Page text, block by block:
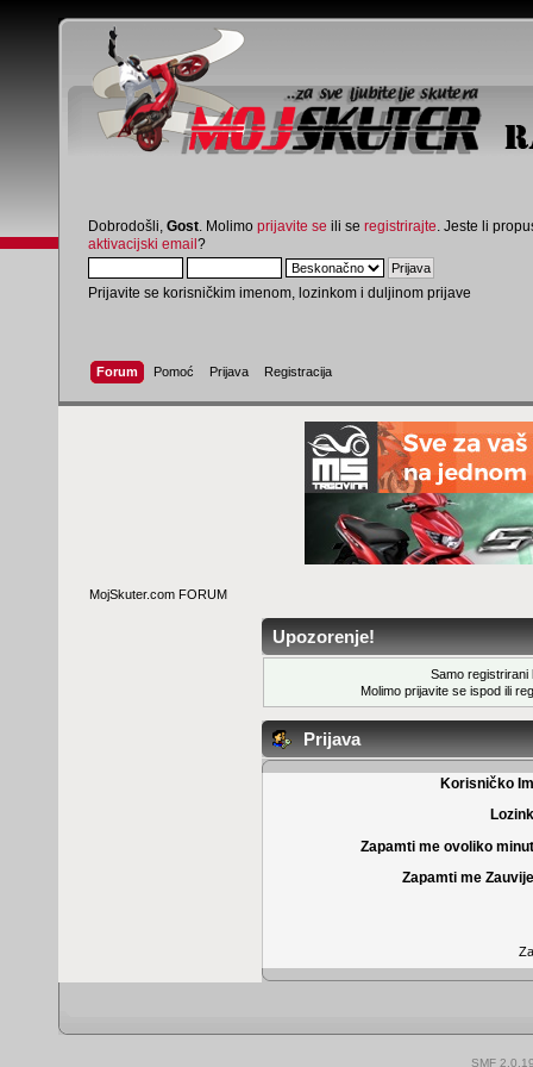
Dobrodošli, Gost . Molimo prijavite se ili se registrirajte . Jeste li
aktivacijski email?
Prijavite se korisničkim imenom, lozinkom i duljinom prijave
Forum Pomoć Prijava Registracija
MojSkuter.com FORUM
Upozorenje!
Samo registrirani
Molimo prijavite se ispod ili
Prijava
Korisničko
Zapamti me ovoliko
Zapamti me
SMF